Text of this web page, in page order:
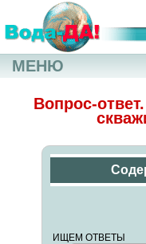
Вопрос-
ИЩЕМ ОТВЕТЫ
МЕНЮ